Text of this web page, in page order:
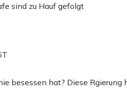
sind zu Hauf gefolgt
besessen hat? Diese Rgierung